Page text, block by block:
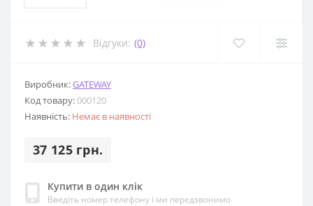
Відгуки: (0)
Виробник:GATEWAY
Код товару:000120
Наявність: Немає в наявності
37 125 грн.
Купити в один клік
Введіть номер телефону і ми передзвонимо